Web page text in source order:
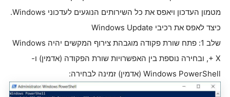
מטמון העדכון ויאפס את כל השירותים הנוגעים לעדכוני Windows.
כיצד לאפס את רכיבי Windows Update
שלב 1: פתח שורת פקודה מוגבהת צירוף המקשים יהיה Windows
+ X, ובחירה נוספת בין האפשרויות שורת הפקודה (אדמין) ו-
Windows PowerShell (אדמין) זמינה לבחירה: